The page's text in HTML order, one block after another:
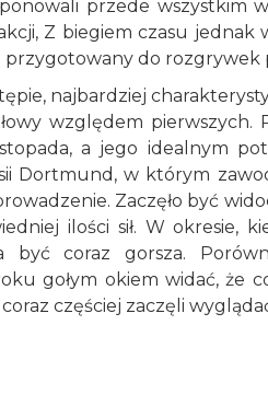
przede wszystkim
Z biegiem czasu jednak
do rozgrywek
najbardziej
względem
a jego idealnym
Dortmund, w którym
Zaczęło być
ilości sił. W
być coraz gorsza.
gołym okiem widać, że
częściej zaczęli